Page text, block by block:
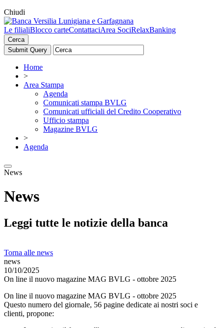
Chiudi
Le filialiBlocco carteContattaciArea SociRelaxBanking
Cerca
Home
>
Area Stampa
Agenda
Comunicati stampa BVLG
Comunicati ufficiali del Credito Cooperativo
Ufficio stampa
Magazine BVLG
>
Agenda
News
News
Leggi tutte le notizie della banca
Torna alle news
news
10/10/2025
On line il nuovo magazine MAG BVLG - ottobre 2025
On line il nuovo magazine MAG BVLG - ottobre 2025
Questo numero del giornale, 56 pagine dedicate ai nostri soci e
clienti, propone: